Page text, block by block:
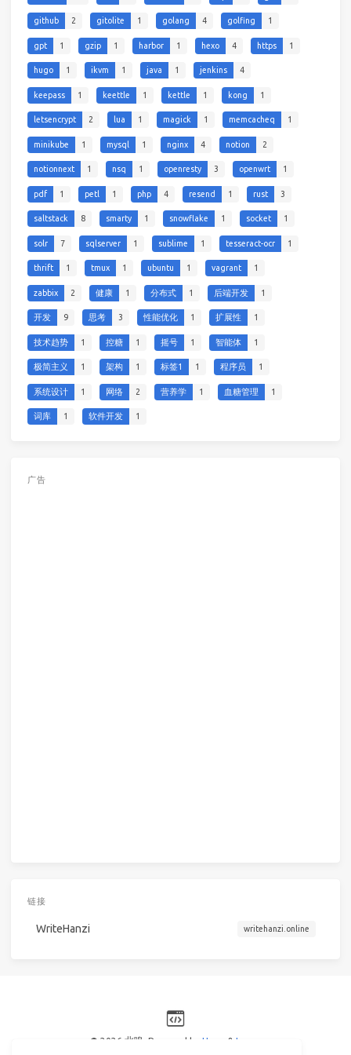
github 2 gitolite 1 golang 4 golfing 1
gpt 1 gzip 1 harbor 1 hexo 4 https 1
hugo 1 ikvm 1 java 1 jenkins 4
keepass 1 keettle 1 kettle 1 kong 1
letsencrypt 2 lua 1 magick 1 memcacheq 1
minikube 1 mysql 1 nginx 4 notion 2
notionnext 1 nsq 1 openresty 3 openwrt 1
pdf 1 petl 1 php 4 resend 1 rust 3
saltstack 8 smarty 1 snowflake 1 socket 1
solr 7 sqlserver 1 sublime 1 tesseract-ocr 1
thrift 1 tmux 1 ubuntu 1 vagrant 1
zabbix 2 健康 1 分布式 1 后端开发 1
开发 9 思考 3 性能优化 1 扩展性 1
技术趋势 1 控糖 1 摇号 1 智能体 1
极简主义 1 架构 1 标签1 1 程序员 1
系统设计 1 网络 2 营养学 1 血糖管理 1
词库 1 软件开发 1
广告
链接
WriteHanzi writehanzi.online
© 2026 北嗅 Powered by Hexo & Icarus